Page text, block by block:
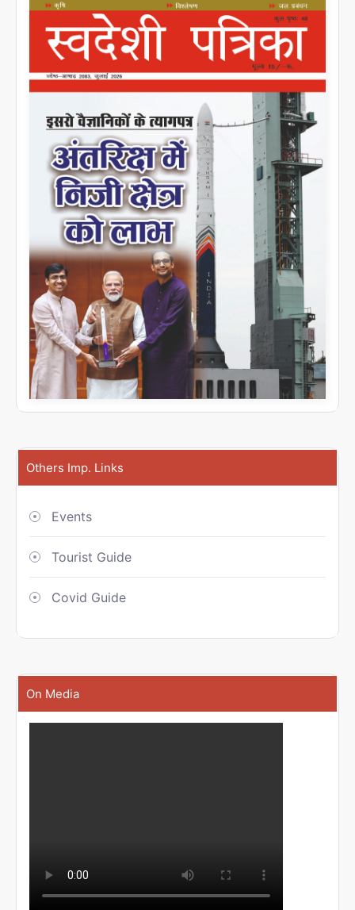
Others Imp. Links
Events
Tourist Guide
Covid Guide
On Media